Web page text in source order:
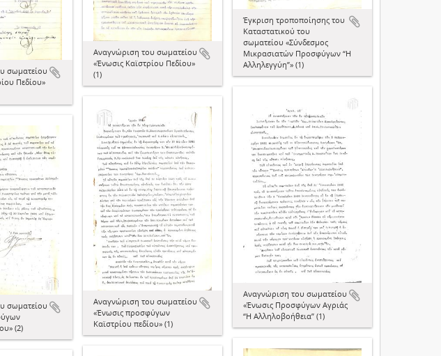
Έγκριση τροποποίησης του
Καταστατικού του
σωματείου «Σύνδεσμος
Μικρασιατών Προσφύγων “Η
Αλληλεγγύη”» (1)
Αναγνώριση του σωματείου
«Ένωσις Καϊστρίου Πεδίου»
(1)
σωματείου
Πεδίου»
Αναγνώριση του σωματείου
«Ένωσις Προσφύγων Αγριάς
“Η Αλληλοβοήθεια” (1)
Αναγνώριση του σωματείου
«Ένωσις προσφύγων
Καϊστρίου πεδίου» (1)
σωματείου
(2)